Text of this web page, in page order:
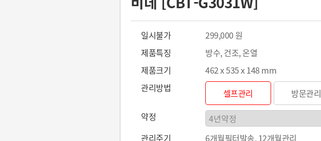
일시불가
299,000 원
제품특징
방수, 건조, 온열
제품크기
462 x 535 x 148 mm
관리방법
셀프관리
방문관리
약정
관리주기
6개월필터발송, 12개월관리